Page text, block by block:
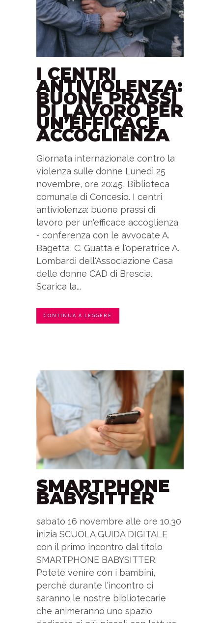
I CENTRI
ANTIVIOLENZA:
BUONE PRASSI
DI LAVORO PER
UN’EFFICACE
ACCOGLIENZA
Giornata internazionale contro la
violenza sulle donne Lunedì 25
novembre, ore 20:45, Biblioteca
comunale di Concesio. I centri
antiviolenza: buone prassi di
lavoro per un'efficace accoglienza
- conferenza con le avvocate A.
Bagetta, C. Guatta e l'operatrice A.
Lombardi dell'Associazione Casa
delle donne CAD di Brescia.
Scarica la...
CONTINUA A LEGGERE
SMARTPHONE
BABYSITTER
sabato 16 novembre alle ore 10.30
inizia SCUOLA GUIDA DIGITALE
con il primo incontro dal titolo
SMARTPHONE BABYSITTER.
Potete venire con i bambini,
perchè durante l'incontro ci
saranno le nostre bibliotecarie
che animeranno uno spazio